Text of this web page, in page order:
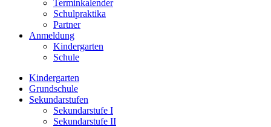
Terminkalender
Schulpraktika
Partner
Anmeldung
Kindergarten
Schule
Kindergarten
Grundschule
Sekundarstufen
Sekundarstufe I
Sekundarstufe II